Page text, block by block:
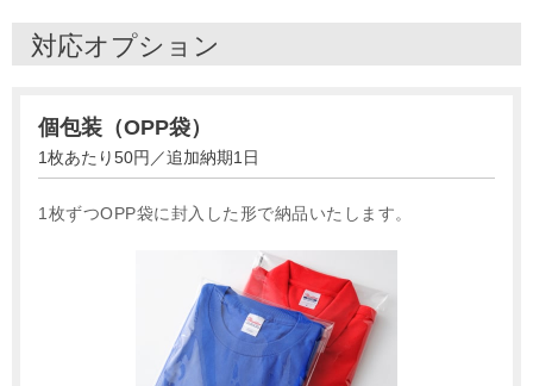
対応オプション
個包装（OPP袋）
1枚あたり50円／追加納期1日
1枚ずつOPP袋に封入した形で納品いたします。